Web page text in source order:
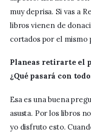
muy deprisa. Si vas a
libros vienen de
cortados por el mismo
Planeas retirarte el
¿Qué pasará con
Esa es una buena
asusta. Por los libros
yo disfruto esto.